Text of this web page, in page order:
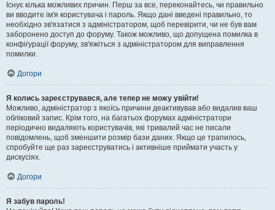
Існує кілька можливих причин. Перш за все, переконайтесь, чи правильно
ви вводите ім'я користувача і пароль. Якщо дані введені правильно, то
необхідно зв'язатися з адміністратором, щоб перевірити, чи не був вам
заборонено доступ до форуму. Також можливо, що допущена помилка в
конфігурації форуму, зв'яжіться з адміністратором для виправлення
помилки.
Догори
Я колись зареєструвався, але тепер не можу увійти!
Можливо, адміністратор з якоїсь причини деактивував або видалив ваш
обліковий запис. Крім того, на багатьох форумах адміністратори
періодично видаляють користувачів, які тривалий час не писали
повідомлень, щоб зменшити розмір бази даних. Якщо це трапилось,
спробуйте ще раз зареєструватись і активніше приймати участь у
дискусіях.
Догори
Я забув пароль!